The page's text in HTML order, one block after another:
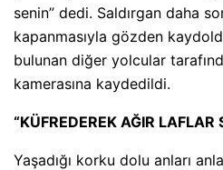
senin” dedi. Saldırgan daha
kapanmasıyla gözden
bulunan diğer yolcular
kamerasına kaydedildi.
“KÜFREDEREK AĞIR
Yaşadığı korku dolu anları